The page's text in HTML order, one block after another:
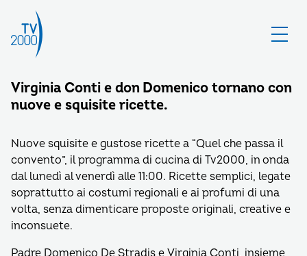
Virginia Conti e don Domenico tornano con
nuove e squisite ricette.
Nuove squisite e gustose ricette a “Quel che passa il
convento”, il programma di cucina di Tv2000, in onda
dal lunedì al venerdì alle 11:00. Ricette semplici, legate
soprattutto ai costumi regionali e ai profumi di una
volta, senza dimenticare proposte originali, creative e
inconsuete.
Padre Domenico De Stradis e Virginia Conti, insieme